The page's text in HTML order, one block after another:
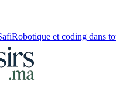
Robotique et coding dans